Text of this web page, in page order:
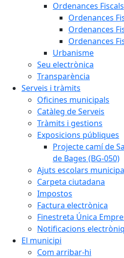
Ordenances Fiscals
Ordenances
Ordenances
Ordenances
Urbanisme
Seu electrònica
Transparència
Serveis i tràmits
Oficines municipals
Catàleg de Serveis
Tràmits i gestions
Exposicions públiques
Projecte camí de
de Bages (BG-050)
Ajuts escolars
Carpeta ciutadana
Impostos
Factura electrònica
Finestreta Única
Notificacions
El municipi
Com arribar-hi